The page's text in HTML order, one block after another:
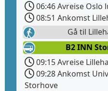
06:46 Avreise Oslo
08:51 Ankomst
Gå til
B2 INN
09:15 Avreise
09:28 Ankomst
Storhove